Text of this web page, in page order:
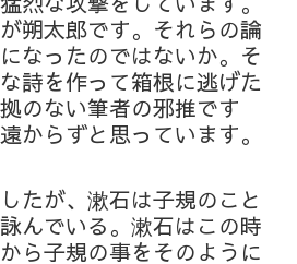
朔太郎です。それらの論
なったのではないか。そ
詩を作って箱根に逃げた
のない筆者の邪推です
からずと思っています。
たが、漱石は子規のこと
んでいる。漱石はこの時
ら子規の事をそのように